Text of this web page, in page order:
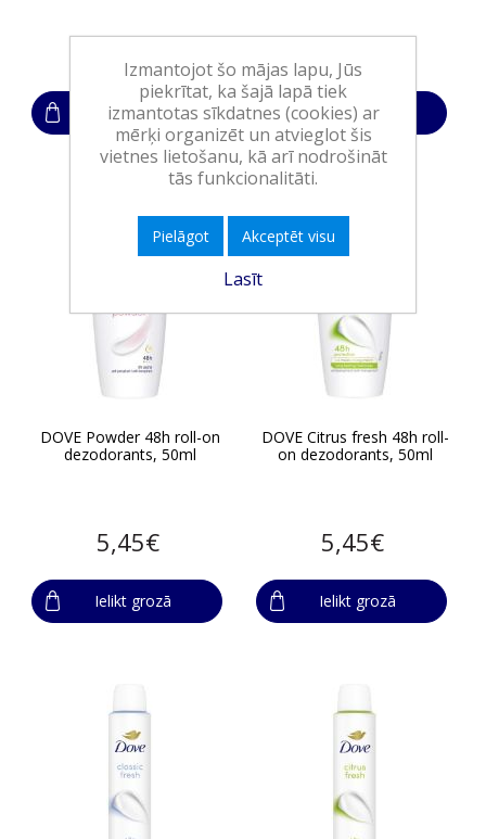
Ielikt grozā Ielikt grozā
DOVE Powder 48h roll-on
dezodorants, 50ml
5,45€
Ielikt grozā
DOVE Citrus fresh 48h roll-
on dezodorants, 50ml
5,45€
Ielikt grozā
Izmantojot šo mājas lapu, Jūs
piekrītat, ka šajā lapā tiek
izmantotas sīkdatnes (cookies) ar
mērķi organizēt un atvieglot šis
vietnes lietošanu, kā arī nodrošināt
tās funkcionalitāti.
Pielāgot Akceptēt visu
Lasīt